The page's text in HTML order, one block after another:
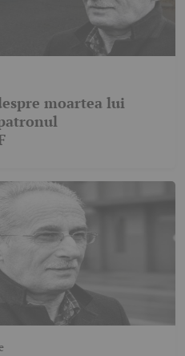
moartea lui